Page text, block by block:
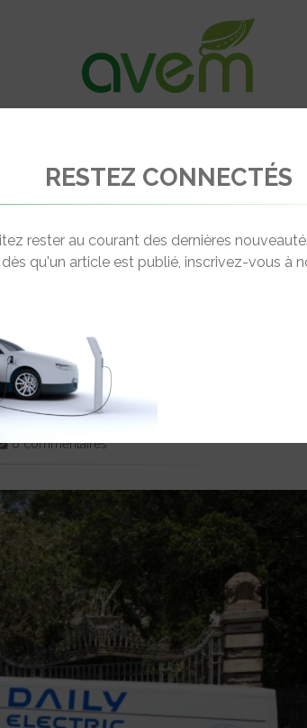
2ÈME GÉNÉRATION
0 commentaires
RESTEZ CONNECTÉS
rester au courant des dernières
qu'un article est publié, inscrivez-vous à